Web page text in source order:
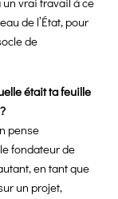
de l’État, pour
de
était ta feuille
pense
fondateur de
en tant que
un projet,